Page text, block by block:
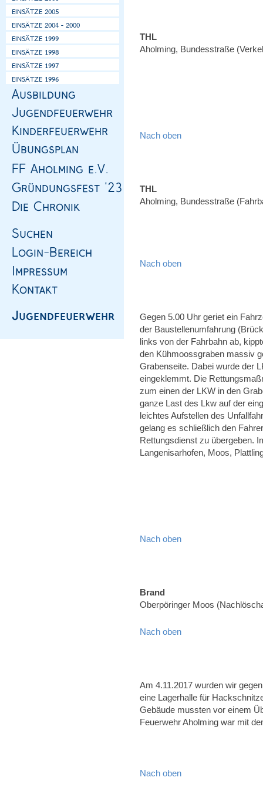
THL
Aholming, Bundesstraße
Nach oben
THL
Aholming, Bundesstraße
Nach oben
Gegen 5.00 Uhr geriet ein
der Baustellenumfahrung
links von der Fahrbahn ab,
den Kühmoossgraben massiv
Grabenseite. Dabei wurde der
eingeklemmt. Die
zum einen der LKW in den
ganze Last des Lkw auf der
leichtes Aufstellen des
gelang es schließlich den
Rettungsdienst zu übergeben.
Langenisarhofen, Moos,
Nach oben
Brand
Oberpöringer Moos
Nach oben
Am 4.11.2017 wurden wir
eine Lagerhalle für
Gebäude mussten vor einem
Feuerwehr Aholming war mit
Nach oben